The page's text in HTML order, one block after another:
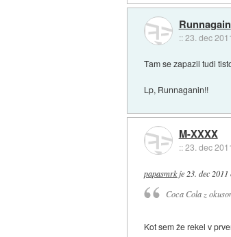
Runnagain
::23. dec
Tam se zapazil tudi
Lp, Runnaganin!!
M-XXXX
::23. dec
papasmrkje 23. dec
Coca Cola z
Kot sem že rekel v